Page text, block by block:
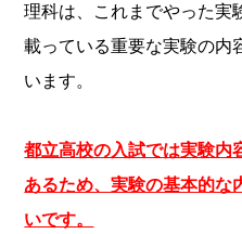
理科は、これまでやった実
載っている重要な実験の内
います。
都立高校の入試では実験内
あるため、実験の基本的な
いです。